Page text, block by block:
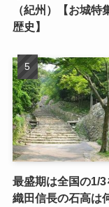
（紀州）【お城特
歴史】
最盛期は全国の1/3
織田信長の石高は